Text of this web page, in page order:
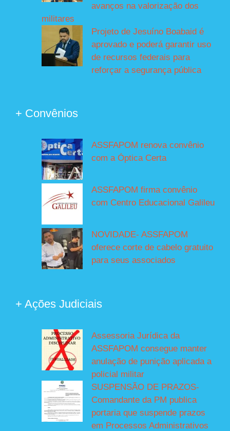
avanços na valorização dos
militares
Projeto de Jesuíno Boabaid é
aprovado e poderá garantir uso
de recursos federais para
reforçar a segurança pública
+ Convênios
ASSFAPOM renova convênio
com a Óptica Certa
ASSFAPOM firma convênio
com Centro Educacional Galileu
NOVIDADE- ASSFAPOM
oferece corte de cabelo gratuito
para seus associados
+ Ações Judiciais
Assessoria Jurídica da
ASSFAPOM consegue manter
anulação de punição aplicada a
policial militar
SUSPENSÃO DE PRAZOS-
Comandante da PM publica
portaria que suspende prazos
em Processos Administrativos